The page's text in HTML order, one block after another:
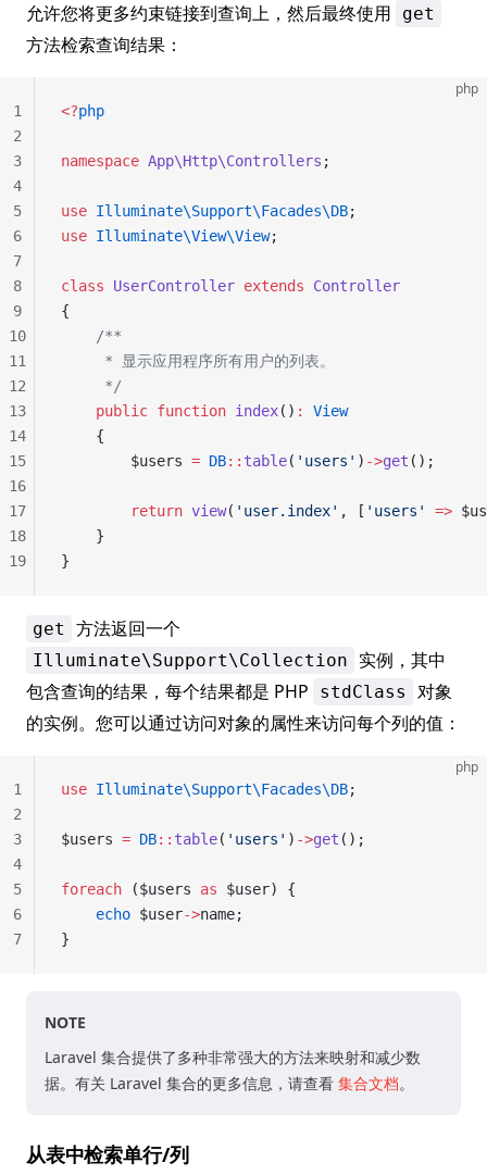
允许您将更多约束链接到查询上，然后最终使用
get
方法检索查询结果：
php
<?php
namespace App\Http\Controllers ;
use Illuminate\Support\Facades\DB;
use Illuminate\View\View;
class UserController extends Controller
{
    /**
     * 显示应用程序所有用户的列表。
     */
    public
function index() :
View
    {
        $users
= DB:: table( 'users' ) ->get ();
        return
view( 'user.index' , [ 'users' =>
    }
}
1
2
3
4
5
6
7
8
9
10
11
12
13
14
15
16
17
18
19
get 方法返回一个
Illuminate\Support\Collection
实例，其中
包含查询的结果，每个结果都是 PHP
stdClass
对象
的实例。您可以通过访问对象的属性来访问每个列的值：
php
use Illuminate\Support\Facades\DB;
$users = DB:: table( 'users' ) ->get ();
foreach ($users as $user) {
    echo
$user->name;
}
1
2
3
4
5
6
7
NOTE
Laravel 集合提供了多种非常强大的方法来映射和减少数
据。有关 Laravel 集合的更多信息，请查看 集合文档。
从表中检索单行/列